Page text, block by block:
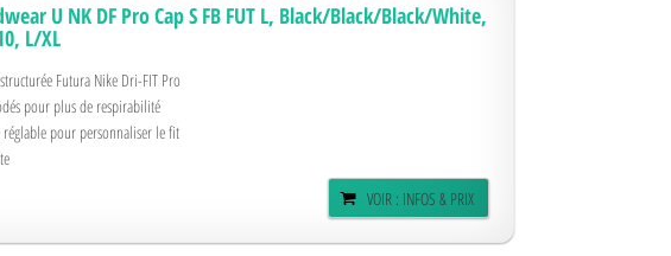
U NK DF Pro Cap S FB FUT L, Black/Black/Black/White,
L/XL
Futura Nike Dri-FIT Pro
pour plus de respirabilité
réglable pour personnaliser le fit
VOIR : INFOS & PRIX